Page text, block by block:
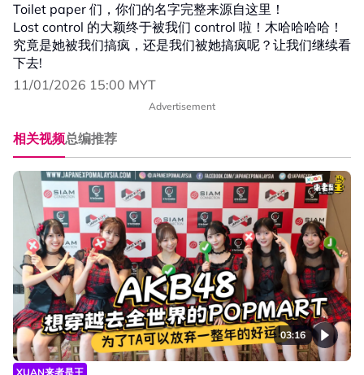
Toilet paper 们，你们的名字完整来源自这里！
Lost control 的大颖终于被我们 control 啦！木哈哈哈哈！
究竟是她被我们搞疯，还是我们被她搞疯呢？让我们继续看
下去!
11/01/2026 15:00 MYT
Advertisement
相关视频总编推荐
03:16
XUAN来者是王